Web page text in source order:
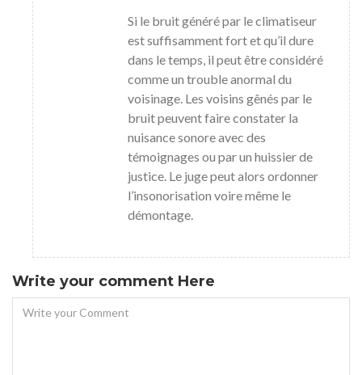
Si le bruit généré par le climatiseur
est suffisamment fort et qu’il dure
dans le temps, il peut être considéré
comme un trouble anormal du
voisinage. Les voisins gênés par le
bruit peuvent faire constater la
nuisance sonore avec des
témoignages ou par un huissier de
justice. Le juge peut alors ordonner
l’insonorisation voire même le
démontage.
Write your comment Here